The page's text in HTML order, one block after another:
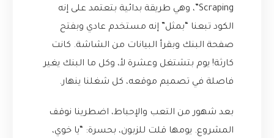
Scraping”، وهي طريقة بدائية بتعتمد على إنه
الكود تبعنا “بمثل” إنه مستخدم عادي وبفتح
صفحة البنك وبقرأ البيانات من الشاشة. كانت
كارثة! يوم بتشتغل وعشرة لأ، وكل ما البنك يغير
فاصلة في تصميم موقعه، كل شغلنا ينهار.
بعد شهور من التعب والإحباط، اضطرينا نوقف
المشروع. يومها قلت للزبون، بحسرة: “يا خوي،